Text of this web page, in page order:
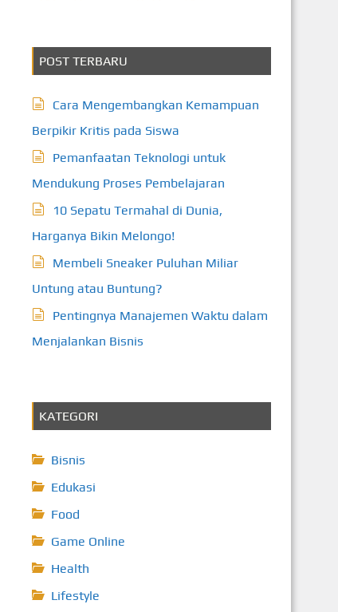
POST TERBARU
Cara Mengembangkan Kemampuan
Berpikir Kritis pada Siswa
Pemanfaatan Teknologi untuk
Mendukung Proses Pembelajaran
10 Sepatu Termahal di Dunia,
Harganya Bikin Melongo!
Membeli Sneaker Puluhan Miliar
Untung atau Buntung?
Pentingnya Manajemen Waktu dalam
Menjalankan Bisnis
KATEGORI
Bisnis
Edukasi
Food
Game Online
Health
Lifestyle